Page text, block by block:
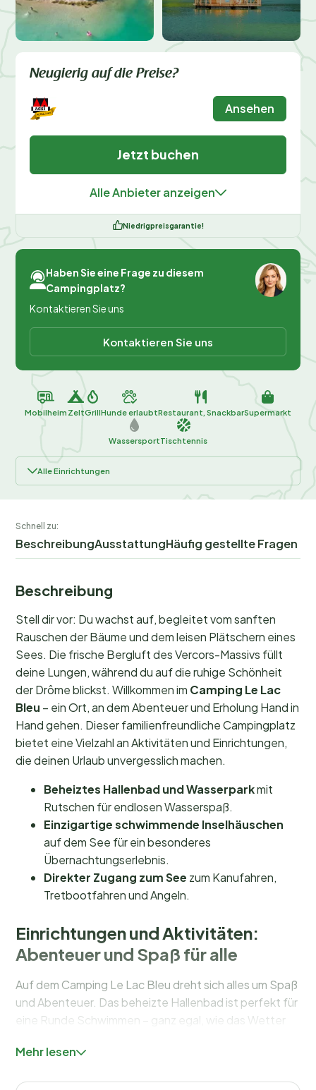
Neugierig auf die Preise?
Ansehen
Jetzt buchen
Alle Anbieter anzeigen
Niedrigpreisgarantie!
Haben Sie eine Frage zu diesem
Campingplatz?
Kontaktieren Sie uns
Kontaktieren Sie uns
Mobilheim ZeltGrillHunde erlaubtRestaurant, SnackbarSupermarkt
WassersportTischtennis
Alle Einrichtungen
Schnell zu:
BeschreibungAusstattungHäufig gestellte Fragen
Beschreibung
Stell dir vor: Du wachst auf, begleitet vom sanften
Rauschen der Bäume und dem leisen Plätschern eines
Sees. Die frische Bergluft des Vercors-Massivs füllt
deine Lungen, während du auf die ruhige Schönheit
der Drôme blickst. Willkommen im Camping Le Lac
Bleu – ein Ort, an dem Abenteuer und Erholung Hand in
Hand gehen. Dieser familienfreundliche Campingplatz
bietet eine Vielzahl an Aktivitäten und Einrichtungen,
die deinen Urlaub unvergesslich machen.
Beheiztes Hallenbad und Wasserparkmit
Rutschen für endlosen Wasserspaß.
Einzigartige schwimmende Inselhäuschen
auf dem See für ein besonderes
Übernachtungserlebnis.
Direkter Zugang zum See zum Kanufahren,
Tretbootfahren und Angeln.
Einrichtungen und Aktivitäten:
Abenteuer und Spaß für alle
Auf dem Camping Le Lac Bleu dreht sich alles um Spaß
und Abenteuer. Das beheizte Hallenbad ist perfekt für
eine Runde Schwimmen – ganz egal, wie das Wetter
basteln und spielen können, betreut von einem
Mehr lesen